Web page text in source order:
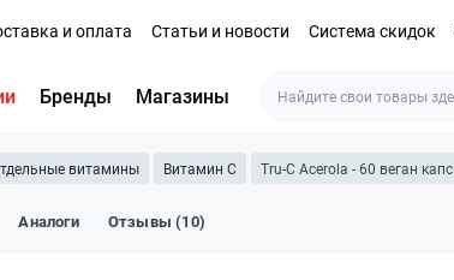
и оплата Статьи и новости Система скидок
Бренды Магазины
витамины Витамин C Tru-C Acerola - 60 веган капс
Аналоги Отзывы (10)